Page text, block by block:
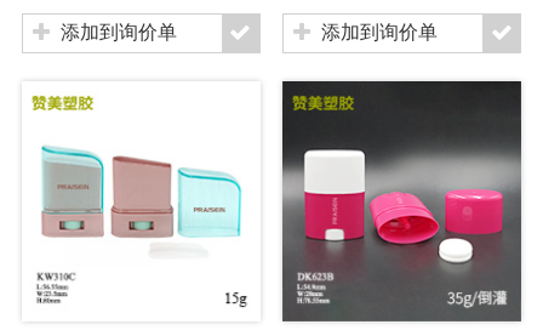
添加到询价单 添加到询价单